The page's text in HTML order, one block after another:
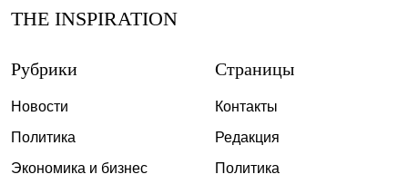
THE INSPIRATION
Рубрики
Новости
Политика
Экономика и бизнес
Страницы
Контакты
Редакция
Политика